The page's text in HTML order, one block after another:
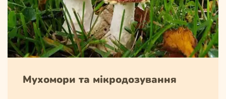
Мухомори та мікродозування